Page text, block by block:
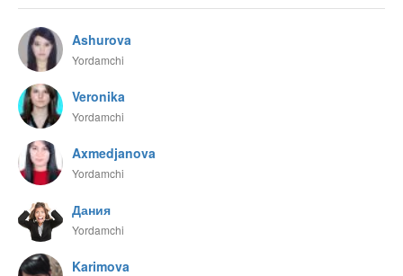
Ashurova
Yordamchi
Veronika
Yordamchi
Axmedjanova
Yordamchi
Дания
Yordamchi
Karimova